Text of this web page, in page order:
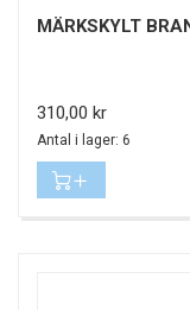
MÄRKSKYLT
Pris
310,00 kr
Antal i lager: 6